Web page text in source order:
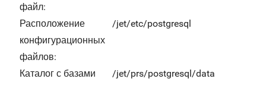
файл:
Расположение
конфигурационных
файлов:
/jet/etc/postgresql
Каталог с базами
/jet/prs/postgresql/data